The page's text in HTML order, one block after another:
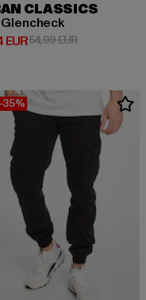
CLASSICS
EURPreis: 39,04 EUR
54,99 EURAktionspreis:
-35%